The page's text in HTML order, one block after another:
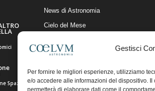
Gestisci
Per fornire le migliori esperienze, utilizziamo
e/o accedere alle informazioni del dispositivo.
permetterà di elaborare dati come il
News di Astronomia
Cielo del Mese
Articoli e Risorse On-Line
Il Blog della Redazione